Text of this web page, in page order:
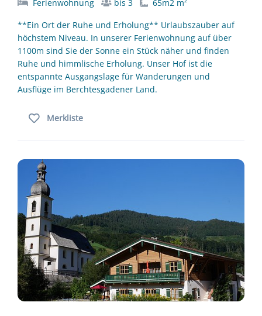
Ferienwohnung bis 3
65m2 m²
**Ein Ort der Ruhe und Erholung** Urlaubszauber auf
höchstem Niveau. In unserer Ferienwohnung auf über
1100m sind Sie der Sonne ein Stück näher und finden
Ruhe und himmlische Erholung. Unser Hof ist die
entspannte Ausgangslage für Wanderungen und
Ausflüge im Berchtesgadener Land.
Merkliste